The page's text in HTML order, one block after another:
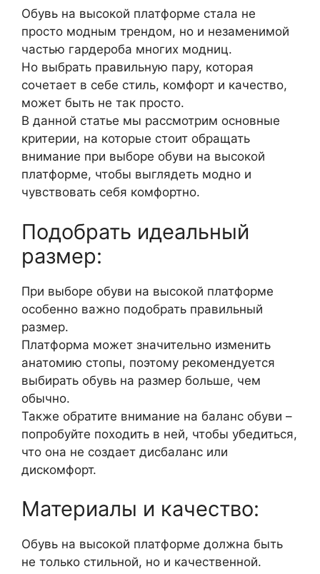
Обувь на высокой платформе стала не
просто модным трендом, но и незаменимой
частью гардероба многих модниц.
Но выбрать правильную пару, которая
сочетает в себе стиль, комфорт и качество,
может быть не так просто.
В данной статье мы рассмотрим основные
критерии, на которые стоит обращать
внимание при выборе обуви на высокой
платформе, чтобы выглядеть модно и
чувствовать себя комфортно.
Подобрать идеальный
размер:
При выборе обуви на высокой платформе
особенно важно подобрать правильный
размер.
Платформа может значительно изменить
анатомию стопы, поэтому рекомендуется
выбирать обувь на размер больше, чем
обычно.
Также обратите внимание на баланс обуви –
попробуйте походить в ней, чтобы убедиться,
что она не создает дисбаланс или
дискомфорт.
Материалы и качество:
Обувь на высокой платформе должна быть
не только стильной, но и качественной.